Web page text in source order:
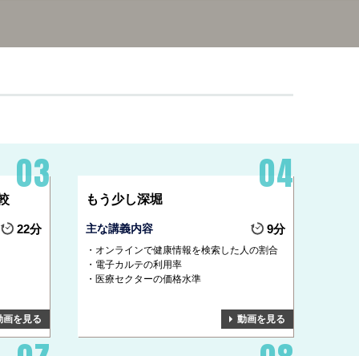
22分
画を見る
もう少し深堀
主な講義内容 9分
オンラインで健康情報を検索した人の割合
電子カルテの利用率
医療セクターの価格水準
動画を見る